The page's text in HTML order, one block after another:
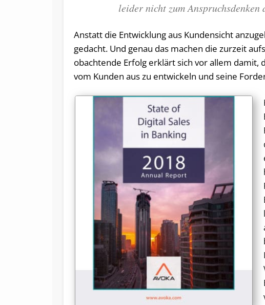
leider nicht zum Anspruchsdenken
Anstatt die Ent­wick­lung aus Kun­den­sicht
ge­dacht. Und ge­nau das ma­chen die zur­zeit
ob­ach­ten­de Er­folg er­klärt sich vor al­lem da­mit,
vom Kun­den aus zu ent­wi­ckeln und sei­ne